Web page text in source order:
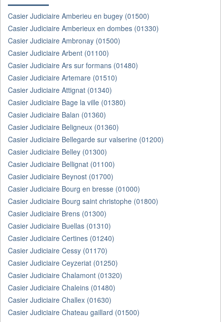
Casier Judiciaire Amberieu en bugey (01500)
Casier Judiciaire Amberieux en dombes (01330)
Casier Judiciaire Ambronay (01500)
Casier Judiciaire Arbent (01100)
Casier Judiciaire Ars sur formans (01480)
Casier Judiciaire Artemare (01510)
Casier Judiciaire Attignat (01340)
Casier Judiciaire Bage la ville (01380)
Casier Judiciaire Balan (01360)
Casier Judiciaire Beligneux (01360)
Casier Judiciaire Bellegarde sur valserine (01200)
Casier Judiciaire Belley (01300)
Casier Judiciaire Bellignat (01100)
Casier Judiciaire Beynost (01700)
Casier Judiciaire Bourg en bresse (01000)
Casier Judiciaire Bourg saint christophe (01800)
Casier Judiciaire Brens (01300)
Casier Judiciaire Buellas (01310)
Casier Judiciaire Certines (01240)
Casier Judiciaire Cessy (01170)
Casier Judiciaire Ceyzeriat (01250)
Casier Judiciaire Chalamont (01320)
Casier Judiciaire Chaleins (01480)
Casier Judiciaire Challex (01630)
Casier Judiciaire Chateau gaillard (01500)